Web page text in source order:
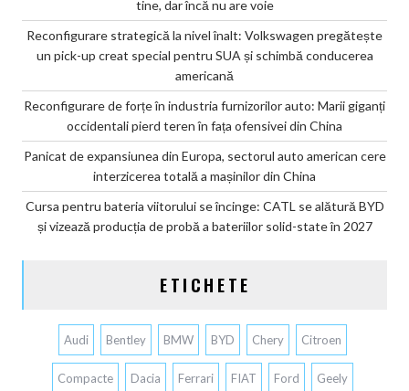
tine, dar încă nu are voie
Reconfigurare strategică la nivel înalt: Volkswagen pregătește
un pick-up creat special pentru SUA și schimbă conducerea
americană
Reconfigurare de forțe în industria furnizorilor auto: Marii giganți
occidentali pierd teren în fața ofensivei din China
Panicat de expansiunea din Europa, sectorul auto american cere
interzicerea totală a mașinilor din China
Cursa pentru bateria viitorului se încinge: CATL se alătură BYD
și vizează producția de probă a bateriilor solid-state în 2027
ETICHETE
Audi Bentley BMW BYD Chery Citroen
Compacte Dacia Ferrari FIAT Ford Geely